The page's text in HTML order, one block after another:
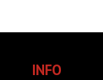
INFO